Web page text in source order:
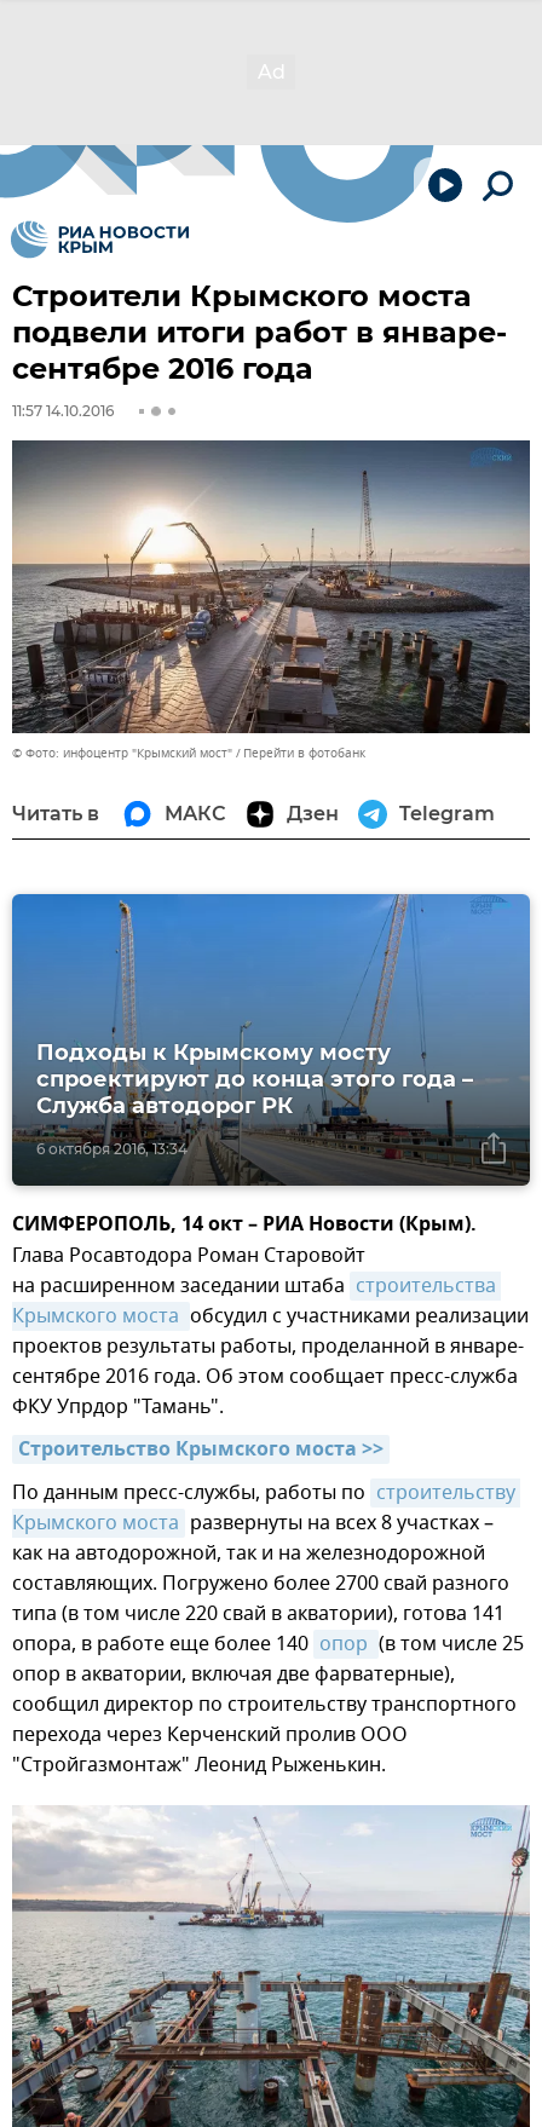
Строители Крымского моста
подвели итоги работ в январе-
сентябре 2016 года
11:57 14.10.2016
© Фото: инфоцентр "Крымский мост" Перейти в фотобанк
Читать в МАКС Дзен Telegram
6 октября 2016, 13:34
Подходы к Крымскому мосту
спроектируют до конца этого года –
Служба автодорог РК
СИМФЕРОПОЛЬ, 14 окт – РИА Новости (Крым).
Глава Росавтодора Роман Старовойт
на расширенном заседании штаба строительства
Крымского моста обсудил с участниками реализации
проектов результаты работы, проделанной в январе-
сентябре 2016 года. Об этом сообщает пресс-служба
ФКУ Упрдор "Тамань".
Строительство Крымского моста >>
По данным пресс-службы, работы по строительству
Крымского моста развернуты на всех 8 участках –
как на автодорожной, так и на железнодорожной
составляющих. Погружено более 2700 свай разного
типа (в том числе 220 свай в акватории), готова 141
опора, в работе еще более 140 опор (в том числе 25
опор в акватории, включая две фарватерные),
сообщил директор по строительству транспортного
перехода через Керченский пролив ООО
"Стройгазмонтаж" Леонид Рыженькин.